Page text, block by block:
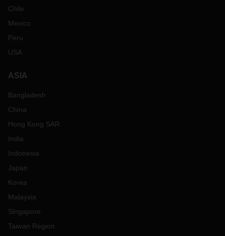
Chile
Mexico
Peru
USA
ASIA
Bangladesh
China
Hong Kong SAR
India
Indonesia
Japan
Korea
Malaysia
Singapore
Taiwan Region